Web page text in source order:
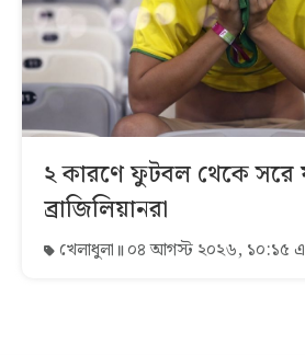
২ কারণে ফুটবল থেকে সরে
ব্রাজিলিয়ানরা
খেলাধুলা ০৪ আগস্ট ২০২৬, ১০:১৫